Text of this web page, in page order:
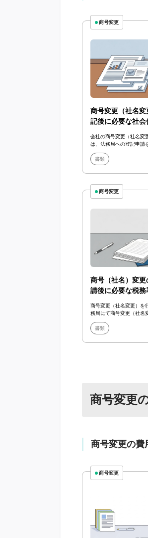
商号変更
商号変更（社名変
記後に必要な社会
会社の商号変更（社名変
は、法務局への登記申請
登記申請後に...
書類
商号変更
商号（社名）変更
請後に必要な税務
商号変更（社名変更）を
務局にて商号変更（社名
記申請を行え...
書類
商号変更
商号変更の費
商号変更